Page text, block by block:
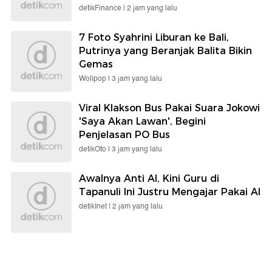
detikFinance | 2 jam yang lalu
7 Foto Syahrini Liburan ke Bali,
Putrinya yang Beranjak Balita Bikin
Gemas
Wolipop | 3 jam yang lalu
Viral Klakson Bus Pakai Suara Jokowi
'Saya Akan Lawan', Begini
Penjelasan PO Bus
detikOto | 3 jam yang lalu
Awalnya Anti AI, Kini Guru di
Tapanuli Ini Justru Mengajar Pakai AI
detikInet | 2 jam yang lalu